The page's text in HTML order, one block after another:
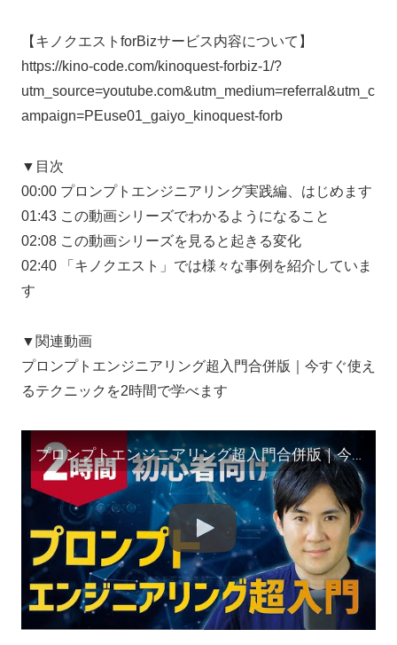
【キノクエストforBizサービス内容について】
https://kino-code.com/kinoquest-forbiz-1/?
utm_source=youtube.com&utm_medium=referral&utm_c
ampaign=PEuse01_gaiyo_kinoquest-forb
▼目次
00:00 プロンプトエンジニアリング実践編、はじめます
01:43 この動画シリーズでわかるようになること
02:08 この動画シリーズを見ると起きる変化
02:40 「キノクエスト」では様々な事例を紹介していま
す
▼関連動画
プロンプトエンジニアリング超入門合併版｜今すぐ使え
るテクニックを2時間で学べます
プロンプトエンジニアリング超入門合併版｜今すぐ使えるテクニックを2時間で学べます